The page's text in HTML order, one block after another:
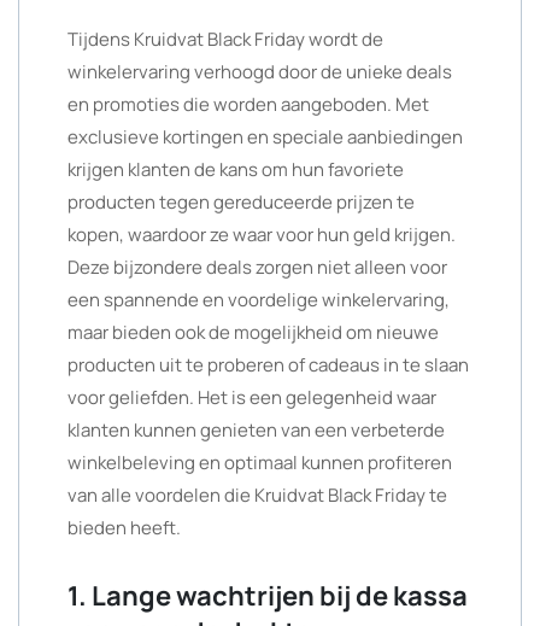
Tijdens Kruidvat Black Friday wordt de
winkelervaring verhoogd door de unieke deals
en promoties die worden aangeboden. Met
exclusieve kortingen en speciale aanbiedingen
krijgen klanten de kans om hun favoriete
producten tegen gereduceerde prijzen te
kopen, waardoor ze waar voor hun geld krijgen.
Deze bijzondere deals zorgen niet alleen voor
een spannende en voordelige winkelervaring,
maar bieden ook de mogelijkheid om nieuwe
producten uit te proberen of cadeaus in te slaan
voor geliefden. Het is een gelegenheid waar
klanten kunnen genieten van een verbeterde
winkelbeleving en optimaal kunnen profiteren
van alle voordelen die Kruidvat Black Friday te
bieden heeft.
1. Lange wachtrijen bij de kassa